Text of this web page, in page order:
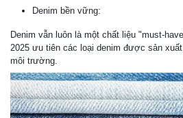
Denim bền vững:
Denim vẫn luôn là một chất liệu "must-
2025 ưu tiên các loại denim được sản
môi trường.